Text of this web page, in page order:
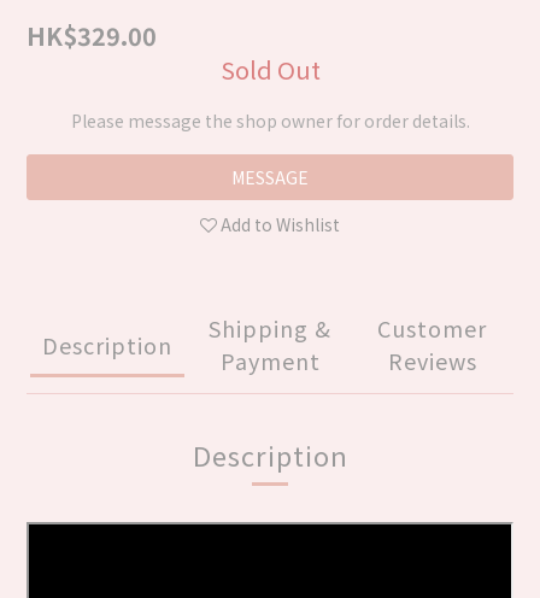
HK$329.00
Sold Out
Please message the shop owner for order details.
MESSAGE
Add to Wishlist
Description
Shipping &
Payment
Customer
Reviews
Description